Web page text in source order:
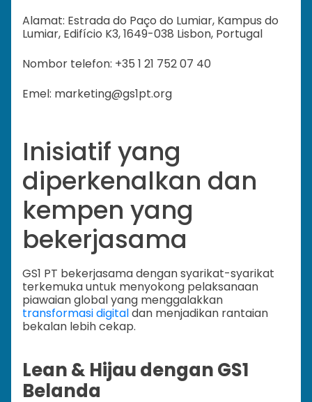
Alamat: Estrada do Paço do Lumiar, Kampus do
Lumiar, Edifício K3, 1649-038 Lisbon, Portugal
Nombor telefon: +35 1 21 752 07 40
Emel: marketing@gs1pt.org
Inisiatif yang
diperkenalkan dan
kempen yang
bekerjasama
GS1 PT bekerjasama dengan syarikat-syarikat
terkemuka untuk menyokong pelaksanaan
piawaian global yang menggalakkan
transformasi digitaldan menjadikan rantaian
bekalan lebih cekap.
Lean & Hijau dengan GS1
Belanda